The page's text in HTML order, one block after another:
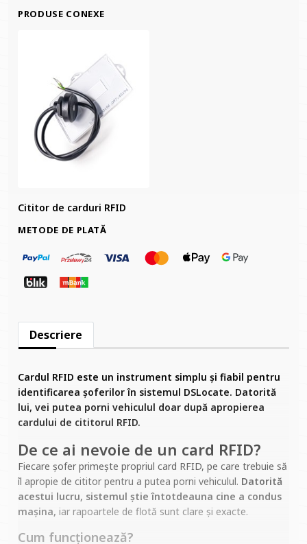
PRODUSE CONEXE
Cititor de carduri RFID
METODE DE PLATĂ
Descriere
Cardul RFID este un instrument simplu și fiabil pentru
identificarea șoferilor în sistemul DSLocate. Datorită
lui, vei putea porni vehiculul doar după apropierea
cardului de cititorul RFID.
De ce ai nevoie de un card RFID?
Fiecare șofer primește propriul card RFID, pe care trebuie să
îl apropie de cititor pentru a putea porni vehiculul. Datorită
acestui lucru, sistemul știe întotdeauna cine a condus
mașina, iar rapoartele de flotă sunt clare și exacte.
Cum funcționează?